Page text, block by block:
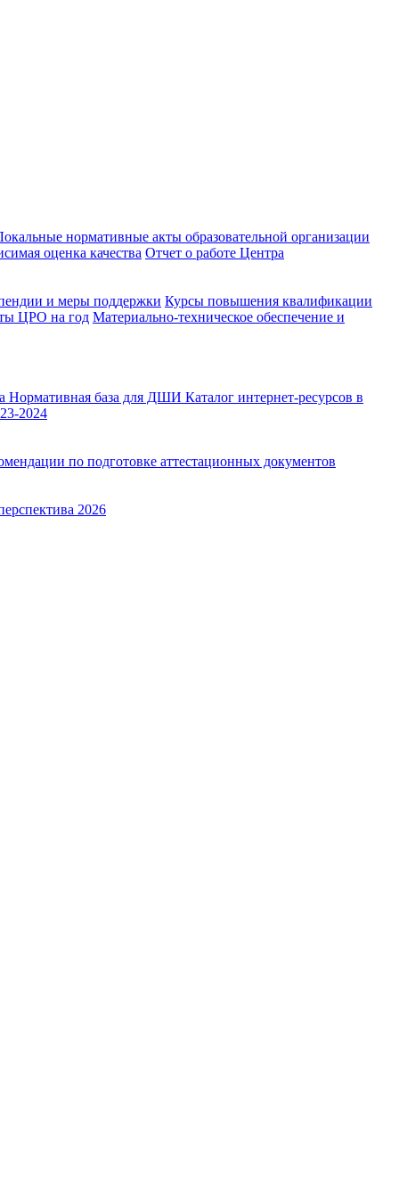
нормативные акты образовательной организации
оценка качества Отчет о работе Центра
и меры поддержки Курсы повышения квалификации
ЦРО на год Материально-техническое обеспечение и
Нормативная база для ДШИ Каталог интернет-ресурсов в
2024
по подготовке аттестационных документов
2026